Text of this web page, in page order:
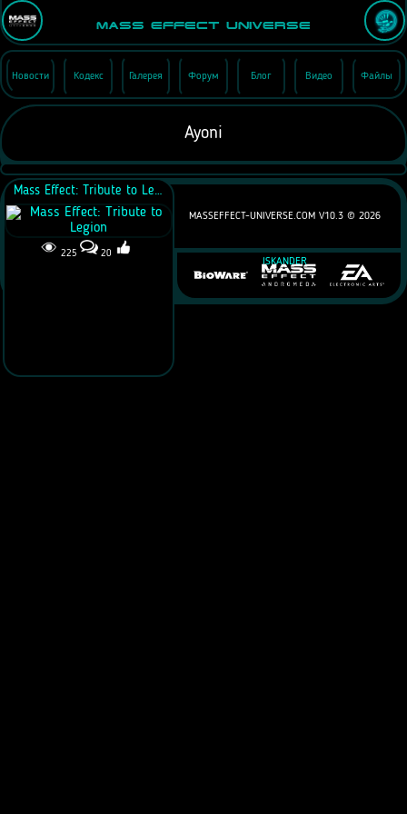
Mass Effect Universe
Новости Кодекс Галерея Форум Блог Видео Файлы
Ayoni
Mass Effect: Tribute to Legion
225 20
MASSEFFECT-UNIVERSE.COM V10.3 © 2026
ISKANDER